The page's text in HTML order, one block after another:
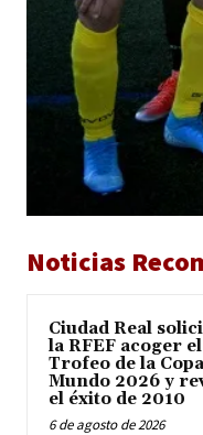
Noticias
Ciudad Real
la RFEF acoger el
Trofeo de la
Mundo 2026 y
el éxito de 2010
6 de agosto de 2026